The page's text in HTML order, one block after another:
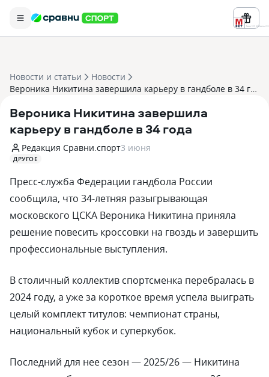
Реклама ООО «БК «Марафон» ИНН
Новости и статьи
Новости
Вероника Никитина завершила карьеру в гандболе в 34 года
Вероника Никитина завершила
карьеру в гандболе в 34 года
Редакция Сравни.спорт3 июня
ДРУГОЕ
Пресс-служба Федерации гандбола России
сообщила, что 34-летняя разыгрывающая
московского ЦСКА Вероника Никитина приняла
решение повесить кроссовки на гвоздь и завершить
профессиональные выступления.
В столичный коллектив спортсменка перебралась в
2024 году, а уже за короткое время успела выиграть
целый комплект титулов: чемпионат страны,
национальный кубок и суперкубок.
Последний для нее сезон — 2025/26 — Никитина